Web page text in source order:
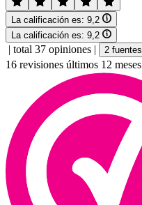
La calificación es: 9,2
La calificación es: 9,2
| total 37 opiniones | 2 fuentes
16 revisiones últimos 12 meses